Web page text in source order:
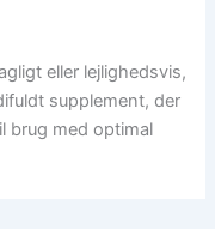
eller lejlighedsvis,
supplement, der
brug med optimal